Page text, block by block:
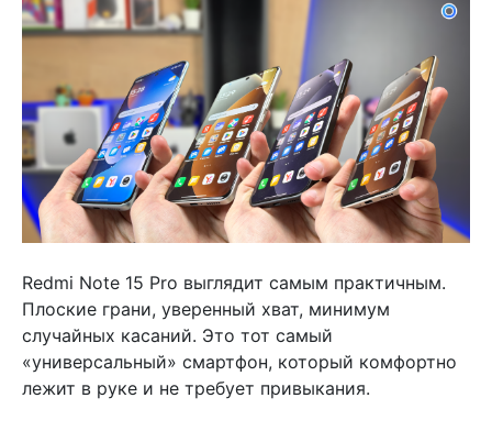
Redmi Note 15 Pro выглядит самым практичным.
Плоские грани, уверенный хват, минимум
случайных касаний. Это тот самый
«универсальный» смартфон, который комфортно
лежит в руке и не требует привыкания.